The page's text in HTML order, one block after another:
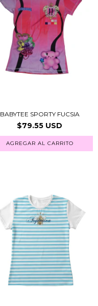
BABYTEE SPORTY FUCSIA
$79.55 USD
AGREGAR AL CARRITO